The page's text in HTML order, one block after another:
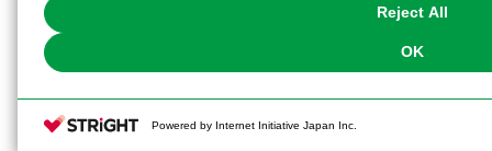
Reject All
OK
Powered by Internet Initiative Japan Inc.